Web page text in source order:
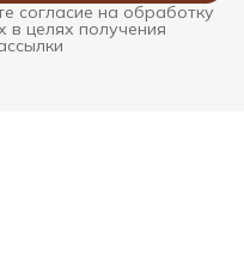
согласие на обработку
в целях получения